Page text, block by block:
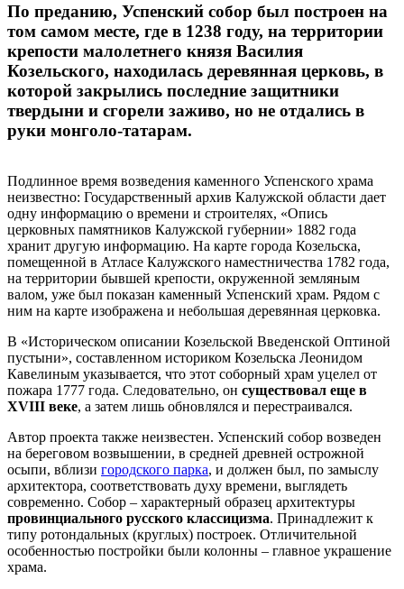
По преданию, Успенский собор был построен на
том самом месте, где в 1238 году, на территории
крепости малолетнего князя Василия
Козельского, находилась деревянная церковь, в
которой закрылись последние защитники
твердыни и сгорели заживо, но не отдались в
руки монголо-татарам.
Подлинное время возведения каменного Успенского храма
неизвестно: Государственный архив Калужской области дает
одну информацию о времени и строителях, «Опись
церковных памятников Калужской губернии» 1882 года
хранит другую информацию. На карте города Козельска,
помещенной в Атласе Калужского наместничества 1782 года,
на территории бывшей крепости, окруженной земляным
валом, уже был показан каменный Успенский храм. Рядом с
ним на карте изображена и небольшая деревянная церковка.
В «Историческом описании Козельской Введенской Оптиной
пустыни», составленном историком Козельска Леонидом
Кавелиным указывается, что этот соборный храм уцелел от
пожара 1777 года. Следовательно, он существовал еще в
XVIII веке, а затем лишь обновлялся и перестраивался.
Автор проекта также неизвестен. Успенский собор возведен
на береговом возвышении, в средней древней острожной
осыпи, вблизи городского парка, и должен был, по замыслу
архитектора, соответствовать духу времени, выглядеть
современно. Собор – характерный образец архитектуры
провинциального русского классицизма. Принадлежит к
типу ротондальных (круглых) построек. Отличительной
особенностью постройки были колонны – главное украшение
храма.